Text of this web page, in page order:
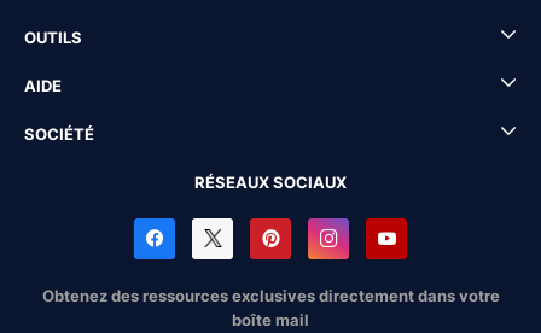
OUTILS
AIDE
SOCIÉTÉ
RÉSEAUX SOCIAUX
Obtenez des ressources exclusives directement dans votre
boîte mail